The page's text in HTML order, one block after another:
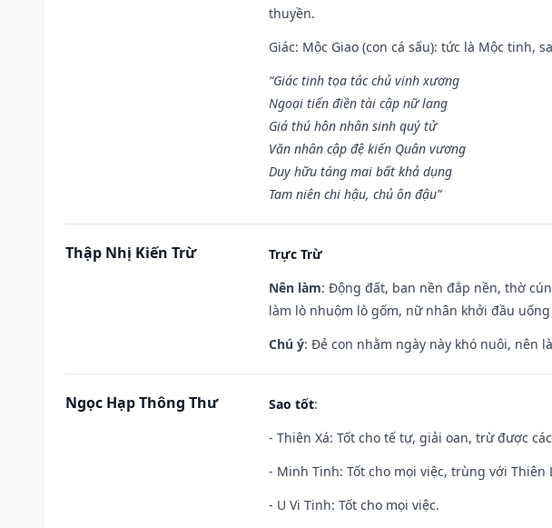
thuyền.
Giác: Mộc Giao (con cá sấu): tức là Mộc
“Giác tinh tọa tác chủ vinh xương
Ngoại tiến điền tài cập nữ lang
Giá thú hôn nhân sinh quý tử
Văn nhân cập đệ kiến Quân vương
Duy hữu táng mai bất khả dụng
Tam niên chi hậu, chủ ôn đậu”
Thập Nhị Kiến Trừ
Trực Trừ
Nên làm: Động đất, ban nền đắp nền, thờ
làm lò nhuộm lò gốm, nữ nhân khởi đầu
Chú ý: Đẻ con nhằm ngày này khó nuôi, nên
Ngọc Hạp Thông Thư Sao tốt:
- Thiên Xá: Tốt cho tế tự, giải oan, trừ được
- Minh Tinh: Tốt cho mọi việc, trùng với Thiên
- U Vi Tinh: Tốt cho mọi việc.